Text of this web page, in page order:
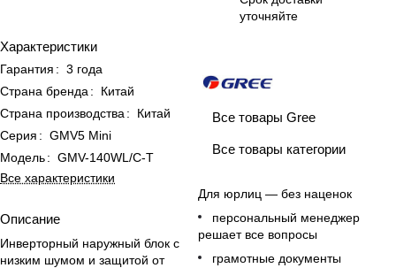
Характеристики
Гарантия : 3 года
Страна бренда :
Китай
Страна производства :
Китай
Серия : GMV5 Mini
Модель: GMV-140WL/C-T
Все характеристики
Описание
Инверторный наружный блок с
низким шумом и защитой от
уточняйте
Все товары Gree
Все товары категории
Для юрлиц — без наценок
персональный менеджер
решает все вопросы
грамотные документы